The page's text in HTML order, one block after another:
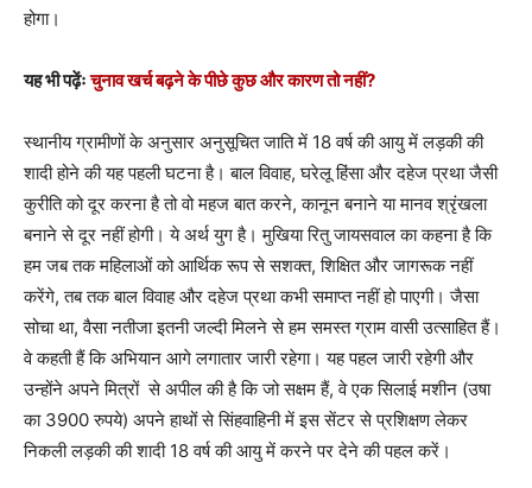
होगा।
यह भी पढ़ेंःचुनाव खर्च बढ़ने के पीछे कुछ और कारण तो नहीं?
स्थानीय ग्रामीणों के अनुसार अनुसूचित जाति में 18 वर्ष की आयु में लड़की की
शादी होने की यह पहली घटना है। बाल विवाह, घरेलू हिंसा और दहेज प्रथा जैसी
कुरीति को दूर करना है तो वो महज बात करने, कानून बनाने या मानव श्रृंखला
बनाने से दूर नहीं होगी। ये अर्थ युग है। मुखिया रितु जायसवाल का कहना है कि
हम जब तक महिलाओं को आर्थिक रूप से सशक्त, शिक्षित और जागरूक नहीं
करेंगे, तब तक बाल विवाह और दहेज प्रथा कभी समाप्त नहीं हो पाएगी। जैसा
सोचा था, वैसा नतीजा इतनी जल्दी मिलने से हम समस्त ग्राम वासी उत्साहित हैं।
वे कहती हैं कि अभियान आगे लगातार जारी रहेगा। यह पहल जारी रहेगी और
उन्होंने अपने मित्रों से अपील की है कि जो सक्षम हैं, वे एक सिलाई मशीन (उषा
का 3900 रुपये) अपने हाथों से सिंहवाहिनी में इस सेंटर से प्रशिक्षण लेकर
निकली लड़की की शादी 18 वर्ष की आयु में करने पर देने की पहल करें।